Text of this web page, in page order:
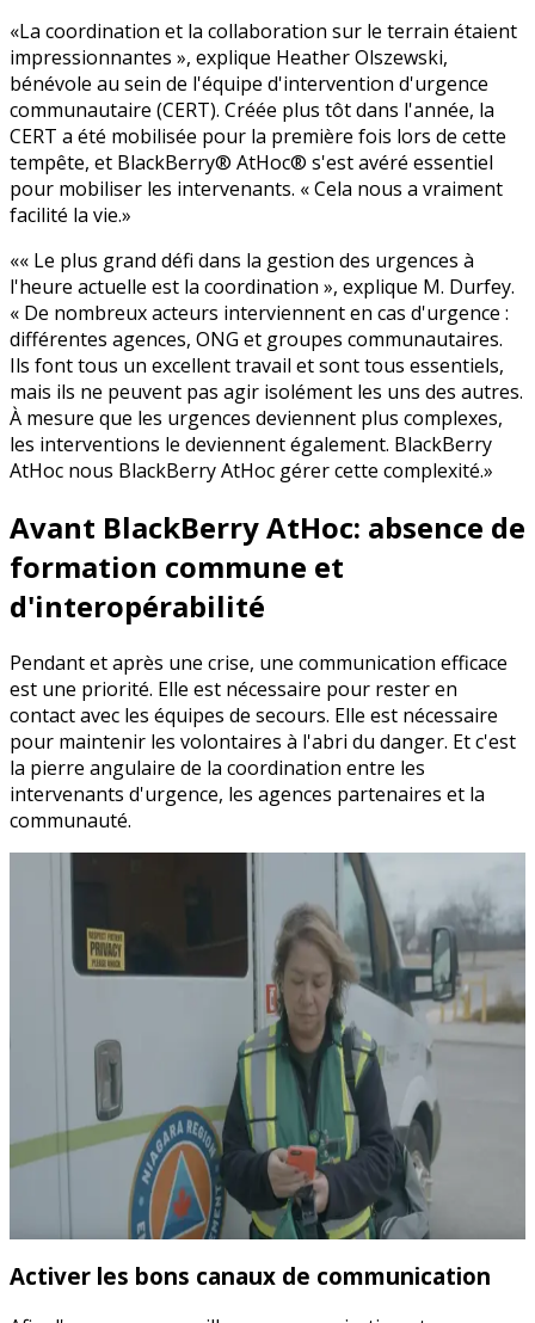
La coordination et la collaboration sur le terrain étaient
impressionnantes », explique Heather Olszewski,
bénévole au sein de l'équipe d'intervention d'urgence
communautaire (CERT). Créée plus tôt dans l'année, la
CERT a été mobilisée pour la première fois lors de cette
tempête, et BlackBerry® AtHoc® s'est avéré essentiel
pour mobiliser les intervenants. « Cela nous a vraiment
facilité la vie.
« Le plus grand défi dans la gestion des urgences à
l'heure actuelle est la coordination », explique M. Durfey.
« De nombreux acteurs interviennent en cas d'urgence :
différentes agences, ONG et groupes communautaires.
Ils font tous un excellent travail et sont tous essentiels,
mais ils ne peuvent pas agir isolément les uns des autres.
À mesure que les urgences deviennent plus complexes,
les interventions le deviennent également. BlackBerry
AtHoc nous BlackBerry AtHoc gérer cette complexité.
Avant BlackBerry AtHoc: absence de
formation commune et
d'interopérabilité
Pendant et après une crise, une communication efficace
est une priorité. Elle est nécessaire pour rester en
contact avec les équipes de secours. Elle est nécessaire
pour maintenir les volontaires à l'abri du danger. Et c'est
la pierre angulaire de la coordination entre les
intervenants d'urgence, les agences partenaires et la
communauté.
Activer les bons canaux de communication